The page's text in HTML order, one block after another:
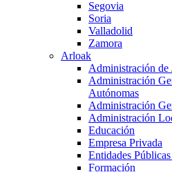
Segovia
Soria
Valladolid
Zamora
Arloak
Administración de
Administración
Autónomas
Administración
Administración
Educación
Empresa Privada
Entidades
Formación